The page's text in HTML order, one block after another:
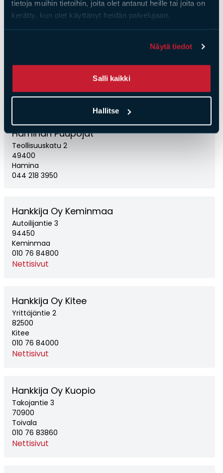
tietoja muihin tietoihin, joita olet antanut heille tai joita on
kerätty, kun olet käyttänyt heidän palvelujaan.
Näytä tiedot
Salli kaikki
Hallitse
03581821022
21420
Nettisivut
Haminan Puupojat
Teollisuuskatu 2
49400
Hamina
044 218 3950
Hankkija Oy Keminmaa
Autoilijantie 3
94450
Keminmaa
010 76 84800
Nettisivut
Hankkija Oy Kitee
Yrittäjäntie 2
82500
Kitee
010 76 84000
Nettisivut
Hankkija Oy Kuopio
Takojantie 3
70900
Toivala
010 76 83860
Nettisivut